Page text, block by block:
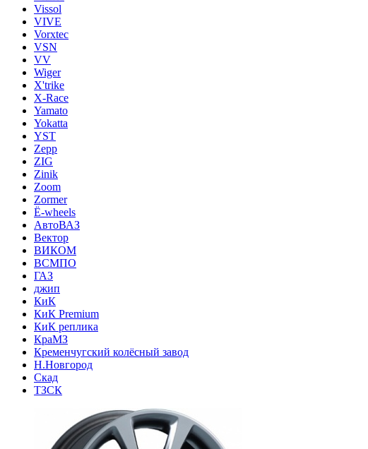
Vissol
VIVE
Vorxtec
VSN
VV
Wiger
X'trike
X-Race
Yamato
Yokatta
YST
Zepp
ZIG
Zinik
Zoom
Zormer
Ё-wheels
АвтоВАЗ
Вектор
ВИКОМ
ВСМПО
ГАЗ
джип
КиК
КиК Premium
КиК реплика
КраМЗ
Кременчугский колёсный завод
Н.Новгород
Скад
ТЗСК